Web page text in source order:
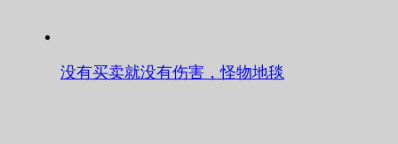
没有买卖就没有伤害，怪物地毯